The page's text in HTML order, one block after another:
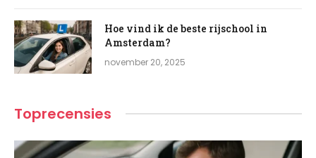
Hoe vind ik de beste rijschool in
Amsterdam?
november 20, 2025
Toprecensies